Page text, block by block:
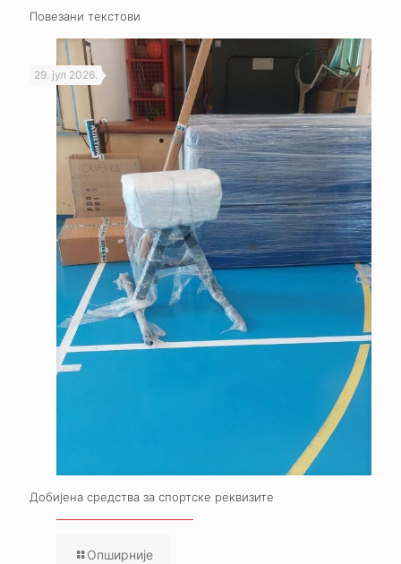
Повезани текстови
29. јул 2026.
Добијена средства за спортске реквизите
Опширније